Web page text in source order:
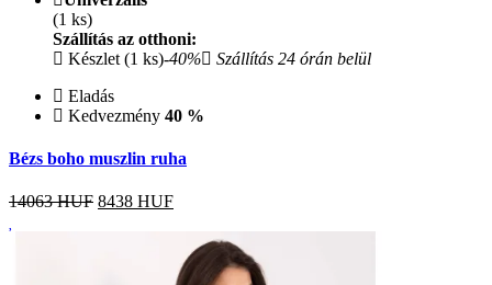
(1 ks)
Szállítás az otthoni:
Készlet (1 ks)-40%
Szállítás 24 órán belül
Eladás
Kedvezmény 40 %
Bézs boho muszlin ruha
14063 HUF 8438 HUF